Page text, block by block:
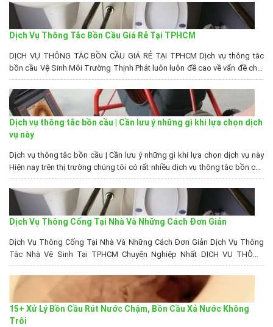
động thì quả là rắc rối lớn. Nhà vệ sinh không được vệ...
Dịch Vụ Thông Tắc Bồn Cầu Giá Rẻ Tại TPHCM
DỊCH VỤ THÔNG TẮC BỒN CẦU GIÁ RẺ TẠI TPHCM Dịch vụ thông tắc
bồn cầu Vệ Sinh Môi Trường Thịnh Phát luôn luôn đề cao về vấn đề chất
lượng cũng như uy tín, chuyên nghiệp trong công việc, với chi phí hợp lý,
đến với chúng tôi Quý khách hàng sẽ không phải than phiền về...
Dịch vụ thông tắc bồn cầu | Cần lưu ý những gì khi lựa chọn dịch
vụ này
Dịch vụ thông tắc bồn cầu | Cần lưu ý những gì khi lựa chọn dịch vụ này
Hiện nay trên thị trường chúng tôi có rất nhiều dịch vụ thông tắc bồn cầu
khác nhau. Cùng với đó mỗi đơn vị lại có cách thức làm việc và loại hình
dịch vụ khác nhau....
Dịch Vụ Thông Cống Tại Nhà Và Những Cách Đơn Giản
Dịch Vụ Thông Cống Tại Nhà Và Những Cách Đơn Giản Dịch Vụ Thông
Tắc Nhà Vệ Sinh Tại TPHCM Chuyên Nghiệp Nhất DỊCH VỤ THÔNG
CỐNG NGHẸT | CÁCH THÔNG CỐNG NGHẸT TẠI NHÀ Giá Rút Hầm Cầu −
Tại Sao Phải Rút Hầm Cầu Định Kỳ? Vấn đề đường cống bị nghẹt rồi bị...
15+ Xử Lý Bồn Cầu Rút Nước Chậm, Bồn Cầu Xả Nước Không
Trôi